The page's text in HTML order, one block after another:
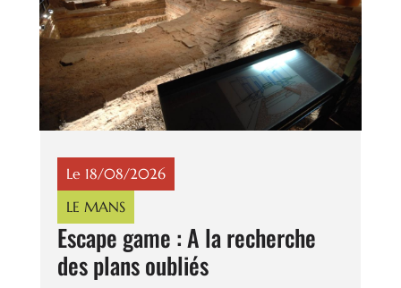
Le 18/08/2026
LE MANS
Escape game : A la recherche
des plans oubliés